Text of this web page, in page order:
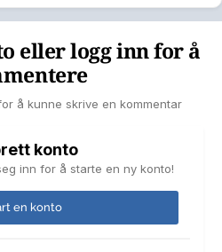
eller logg inn for å
å kunne skrive en kommentar
konto
inn for å starte en ny konto!
en konto